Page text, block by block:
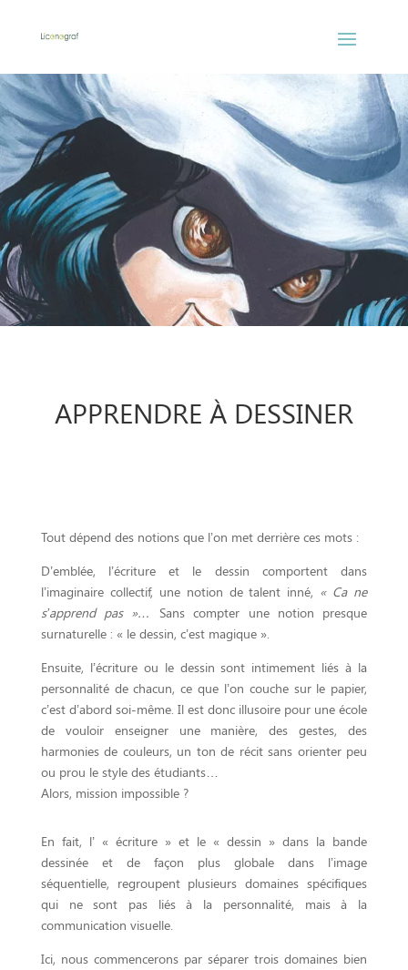
APPRENDRE À DESSINER
Tout dépend des notions que l’on met derrière ces mots :
D’emblée, l’écriture et le dessin comportent dans
l’imaginaire collectif, une notion de talent inné, « Ca ne
s’apprend pas »…
Sans compter une notion presque
surnaturelle : « le dessin, c’est magique ».
Ensuite, l’écriture ou le dessin sont intimement liés à la
personnalité de chacun, ce que l’on couche sur le papier,
c’est d’abord soi-même. Il est donc illusoire pour une école
de vouloir enseigner une manière, des gestes, des
harmonies de couleurs, un ton de récit sans orienter peu
ou prou le style des étudiants…
Alors, mission impossible ?
En fait, l’ « écriture » et le « dessin » dans la bande
dessinée et de façon plus globale dans l’image
séquentielle, regroupent plusieurs domaines spécifiques
qui ne sont pas liés à la personnalité, mais à la
communication visuelle.
Ici, nous commencerons par séparer trois domaines bien